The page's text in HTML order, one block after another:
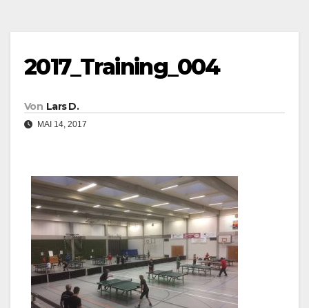
2017_Training_004
Von Lars D.
MAI 14, 2017